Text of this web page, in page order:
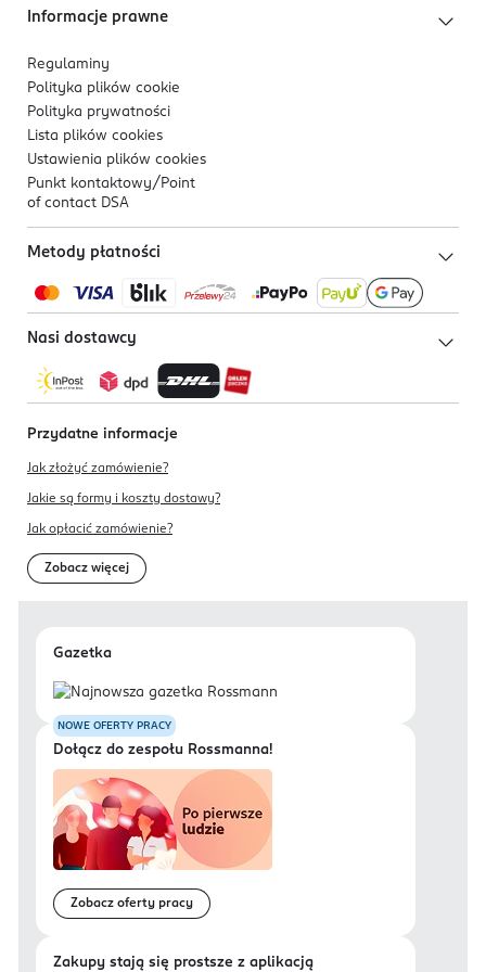
48613067772
Kod EAN
5 902751 474411
Informacje prawne
Regulaminy
Polityka plików cookie
Polityka prywatności
Lista plików cookies
Ustawienia plików cookies
Punkt kontaktowy/ Point
of contact DSA
Metody płatności
Nasi dostawcy
Przydatne informacje
Jak złożyć zamówienie?
Jakie są formy i koszty dostawy?
Jak opłacić zamówienie?
Zobacz więcej
Gazetka
NOWE OFERTY PRACY
Dołącz do zespołu Rossmanna!
Zobacz oferty pracy
Zakupy stają się prostsze z aplikacją